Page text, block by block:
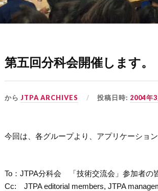
第五回分科会開催します。
からJTPA ARCHIVES 投稿日時: 2004年
今回は、各グループより、アプリケーショ
To：JTPA分科会 「技術交流会」参加者の
Cc: JTPA editorial members, JTPA